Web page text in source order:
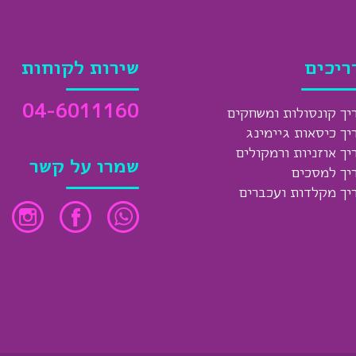
קונסולות ומשחקים
כיסאות גיימינג
אוזניות ורמקולים
למסכים
מקלדות ועכברים
שירות לקוחות
04-6011160
שמרו על קשר